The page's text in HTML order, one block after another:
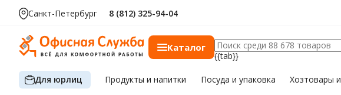
Санкт-Петербург 8 (812) 325-94-04
Каталог
{{tab}}
Для юрлиц Продуктыи напитки Посуда и упаковка Хозтовары